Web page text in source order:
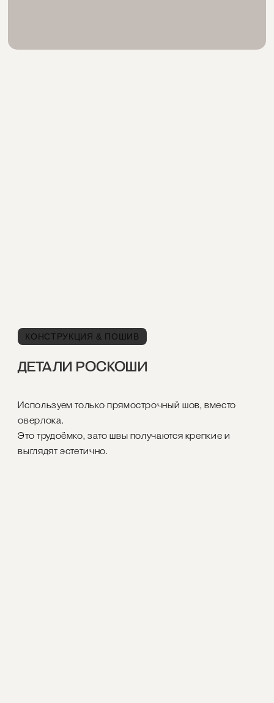
КОНСТРУКЦИЯ & ПОШИВ
ДЕТАЛИ РОСКОШИ
Используем только прямострочный шов, вместо
оверлока.
Это трудоёмко, зато швы получаются крепкие и
выглядят эстетично.